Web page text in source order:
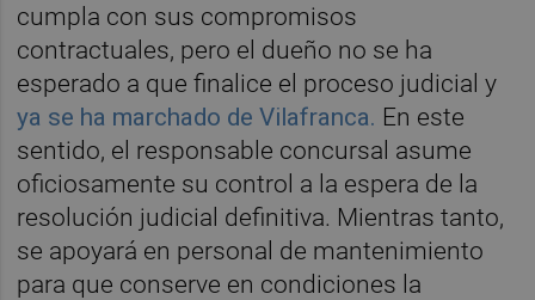
cumpla con sus compromisos
contractuales, pero el dueño no se ha
esperado a que finalice el proceso judicial y
ya se ha marchado de Vilafranca. En este
sentido, el responsable concursal asume
oficiosamente su control a la espera de la
resolución judicial definitiva. Mientras tanto,
se apoyará en personal de mantenimiento
para que conserve en condiciones la